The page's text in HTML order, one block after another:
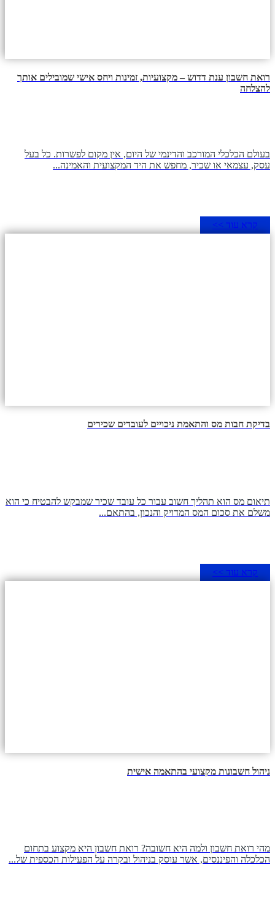
רואת חשבון ענת דדוש – מקצועיות, זמינות ויחס אישי שמובילים אותך
להצלחה
בעולם הכלכלי המורכב והדינמי של היום, אין מקום לפשרות. כל בעל
עסק, עצמאי או שכיר, מחפש את היד המקצועית והאמינה...
קרא עוד >>
בדיקת חבות מס והתאמת ניכויים לעובדים שכירים
תיאום מס הוא תהליך חשוב עבור כל עובד שכיר שמבקש להבטיח כי הוא
משלם את סכום המס המדויק והנכון, בהתאם...
קרא עוד >>
ניהול חשבונות מקצועי בהתאמה אישית
מהי רואת חשבון ולמה היא חשובה? רואת חשבון היא מקצוע בתחום
הכלכלה והפיננסים, אשר עוסק בניהול ובקרה על הפעילות הכספית של...